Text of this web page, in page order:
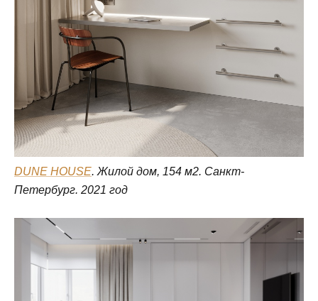
DUNE HOUSE. Жилой дом, 154 м2. Санкт-
Петербург. 2021 год